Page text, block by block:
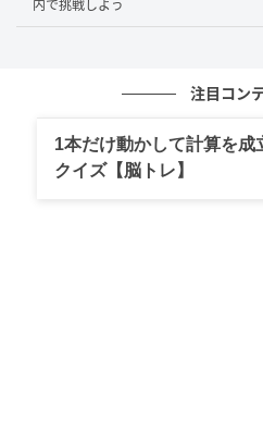
※本クイズは、All About ニ
文：All About ニュース編集部
内で挑戦しよう
注目コン
1本だけ動かして計算を成
クイズ【脳トレ】